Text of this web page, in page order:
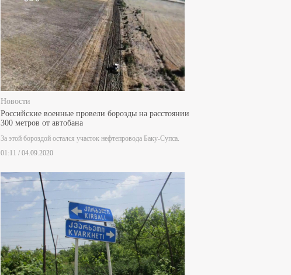
Новости
Российские военные провели борозды на расстоянии
300 метров от автобана
За этой бороздой остался участок нефтепровода Баку-Супса.
01:11 / 04.09.2020